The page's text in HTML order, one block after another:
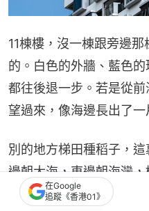
11棟樓，沒一棟跟旁邊
的。白色的外牆、藍色
都往後退一步。若是從
望過來，像海邊長出了一
別的地方梯田種稻子，
邊朝大海，東邊朝海灣
房間推窗都能撈到一片
在Google
追蹤《香港01》